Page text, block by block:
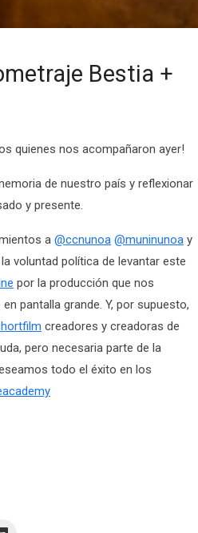
Bestia +
quienes nos acompañaron ayer!
de nuestro país y reflexionar
y presente.
a @ccnunoa @muninunoa y
voluntad política de levantar este
por la producción que nos
pantalla grande. Y, por supuesto,
creadores y creadoras de
pero necesaria parte de la
todo el éxito en los